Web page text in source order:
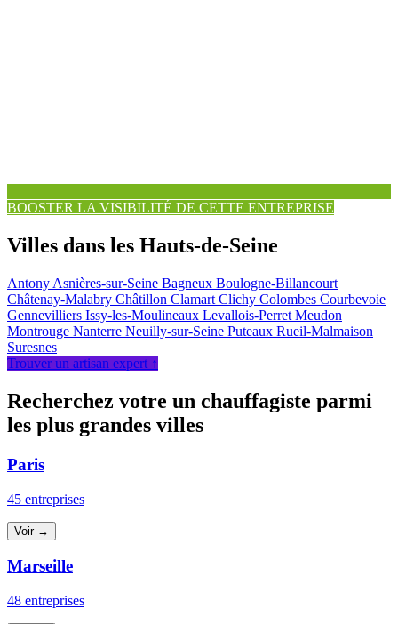
BOOSTER LA VISIBILITÉ DE CETTE ENTREPRISE
Villes dans les Hauts-de-Seine
Antony Asnières-sur-Seine Bagneux Boulogne-Billancourt
Châtenay-Malabry Châtillon Clamart Clichy Colombes Courbevoie
Gennevilliers Issy-les-Moulineaux Levallois-Perret Meudon
Montrouge Nanterre Neuilly-sur-Seine Puteaux Rueil-Malmaison
Suresnes
Trouver un artisan expert ↑
Recherchez votre un chauffagiste parmi
les plus grandes villes
Paris
45 entreprises
Voir →
Marseille
48 entreprises